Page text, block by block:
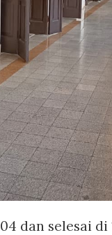
dan selesai di